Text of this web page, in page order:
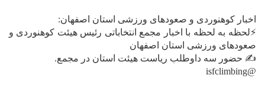
اخبار کوهنوردی و صعودهای ورزشی استان اصفهان:
⚡️لحظه به لحظه با اخبار مجمع انتخاباتی رئیس هیئت کوهنوردی و
صعودهای ورزشی استان اصفهان
✍ حضور سه داوطلب ریاست هیئت استان در مجمع.
@isfclimbing